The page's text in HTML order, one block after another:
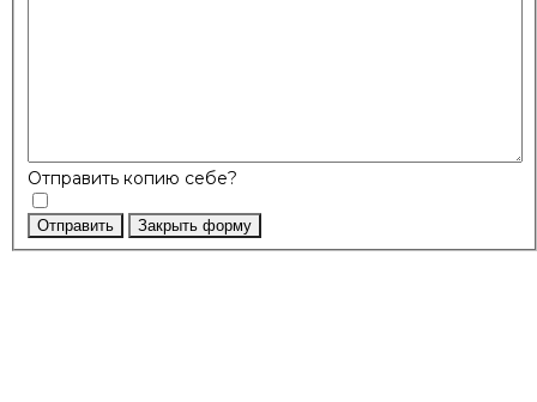
Отправить копию себе?
Отправить Закрыть форму